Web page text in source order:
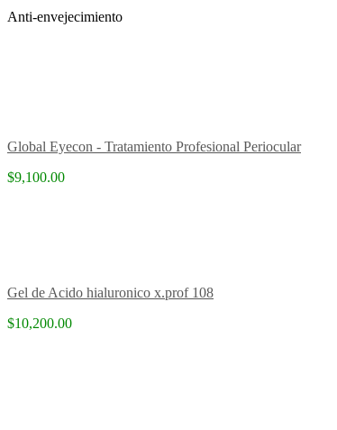
Anti-envejecimiento
Global Eyecon - Tratamiento Profesional Periocular
$9,100.00
Gel de Acido hialuronico x.prof 108
$10,200.00